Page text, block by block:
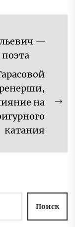
—
на
катания
Поиск